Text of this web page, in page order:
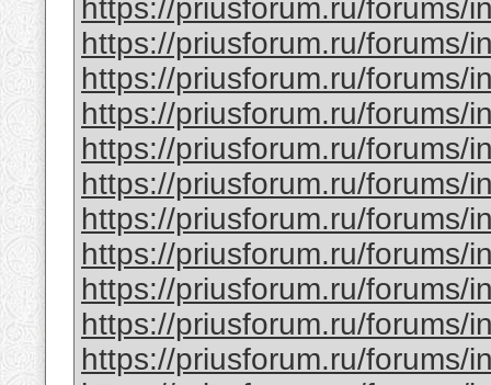
https://priusforum.ru/forums/
https://priusforum.ru/forums/
https://priusforum.ru/forums/
https://priusforum.ru/forums/
https://priusforum.ru/forums/
https://priusforum.ru/forums/
https://priusforum.ru/forums/
https://priusforum.ru/forums/
https://priusforum.ru/forums/
https://priusforum.ru/forums/
https://priusforum.ru/forums/